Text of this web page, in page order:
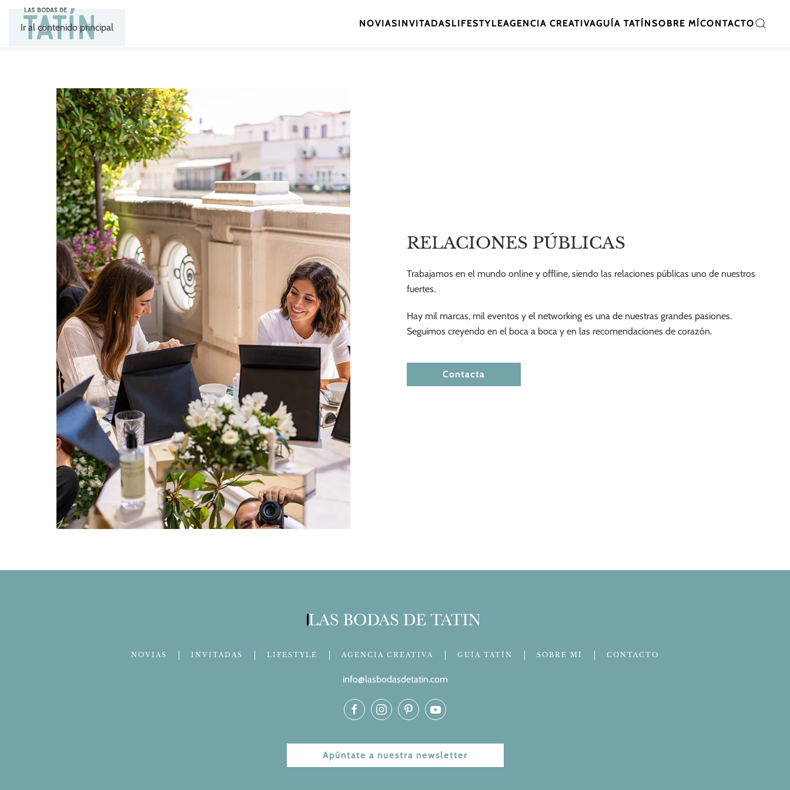
Ir al contenido principal NOVIASINVITADASLIFESTYLEAGENCIA CREATIVAGUÍA TATÍNSOBRE MÍCONTACTO
RELACIONES PÚBLICAS
Trabajamos en el mundo online y offline, siendo las relaciones públicas uno de nuestros
fuertes.
Hay mil marcas, mil eventos y el networking es una de nuestras grandes pasiones.
Seguimos creyendo en el boca a boca y en las recomendaciones de corazón.
Contacta
NOVIAS INVITADAS LIFESTYLE AGENCIA CREATIVA GUÍA TATÍN SOBRE MÍ CONTACTO
info@lasbodasdetatin.com
Apúntate a nuestra newsletter